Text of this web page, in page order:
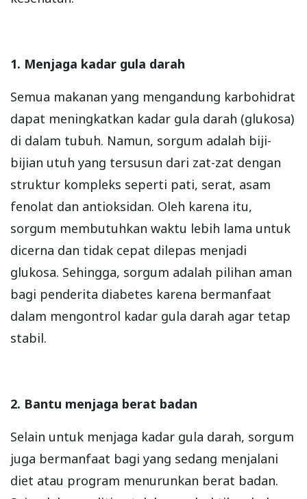
1. Menjaga kadar gula darah
Semua makanan yang mengandung karbohidrat
dapat meningkatkan kadar gula darah (glukosa)
di dalam tubuh. Namun, sorgum adalah biji-
bijian utuh yang tersusun dari zat-zat dengan
struktur kompleks seperti pati, serat, asam
fenolat dan antioksidan. Oleh karena itu,
sorgum membutuhkan waktu lebih lama untuk
dicerna dan tidak cepat dilepas menjadi
glukosa. Sehingga, sorgum adalah pilihan aman
bagi penderita diabetes karena bermanfaat
dalam mengontrol kadar gula darah agar tetap
stabil.
2. Bantu menjaga berat badan
Selain untuk menjaga kadar gula darah, sorgum
juga bermanfaat bagi yang sedang menjalani
diet atau program menurunkan berat badan.